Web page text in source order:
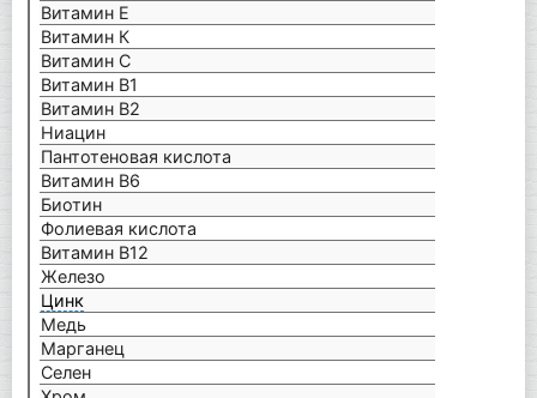
Витамин Е
Витамин К
Витамин С
Витамин В1
Витамин В2
Ниацин
Пантотеновая кислота
Витамин В6
Биотин
Фолиевая кислота
Витамин В12
Железо
Цинк
Медь
Марганец
Селен